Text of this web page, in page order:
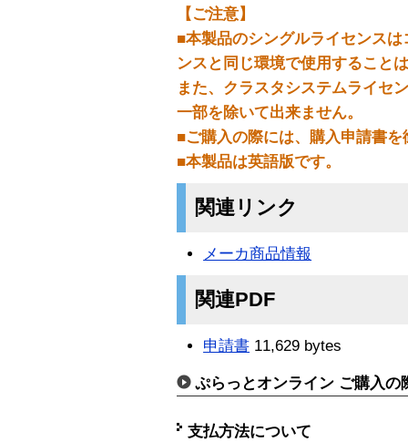
【ご注意】
■本製品のシングルライセンス
ンスと同じ環境で使用すること
また、クラスタシステムライセ
一部を除いて出来ません。
■ご購入の際には、購入申請書
■本製品は英語版です。
関連リンク
メーカ商品情報
関連PDF
申請書 11,629 bytes
ぷらっとオンライン ご購入の
支払方法について